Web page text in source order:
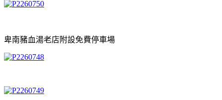
卑南豬血湯老店附設免費停車場